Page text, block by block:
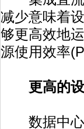
减少意味着
够更高效地
源使用效率
更高的
数据中心